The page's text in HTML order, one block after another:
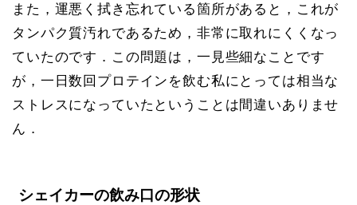
また，運悪く拭き忘れている箇所があると，これが
タンパク質汚れであるため，非常に取れにくくなっ
ていたのです．この問題は，一見些細なことです
が，一日数回プロテインを飲む私にとっては相当な
ストレスになっていたということは間違いありませ
ん．
シェイカーの飲み口の形状